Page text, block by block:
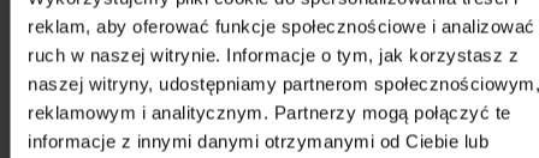
reklam, aby oferować funkcje społecznościowe i analizować
ruch w naszej witrynie. Informacje o tym, jak korzystasz z
naszej witryny, udostępniamy partnerom społecznościowym,
reklamowym i analitycznym. Partnerzy mogą połączyć te
informacje z innymi danymi otrzymanymi od Ciebie lub
Na magazynie 11,10 zł
Piąty element